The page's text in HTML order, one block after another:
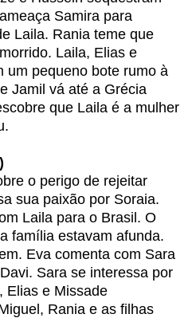
Samira para
Laila. Rania teme que
Laila, Elias e
um pequeno bote rumo à
Jamil vá até a Grécia
que Laila é a mulher
o perigo de rejeitar
sua paixão por Soraia.
Laila para o Brasil. O
família estavam afunda.
Eva comenta com Sara
Sara se interessa por
Elias e Missade
Rania e as filhas